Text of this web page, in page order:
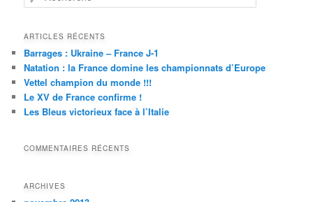
ARTICLES RÉCENTS
Barrages : Ukraine – France J-1
Natation : la France domine les championnats d’Europe
Vettel champion du monde !!!
Le XV de France confirme !
Les Bleus victorieux face à l’Italie
COMMENTAIRES RÉCENTS
ARCHIVES